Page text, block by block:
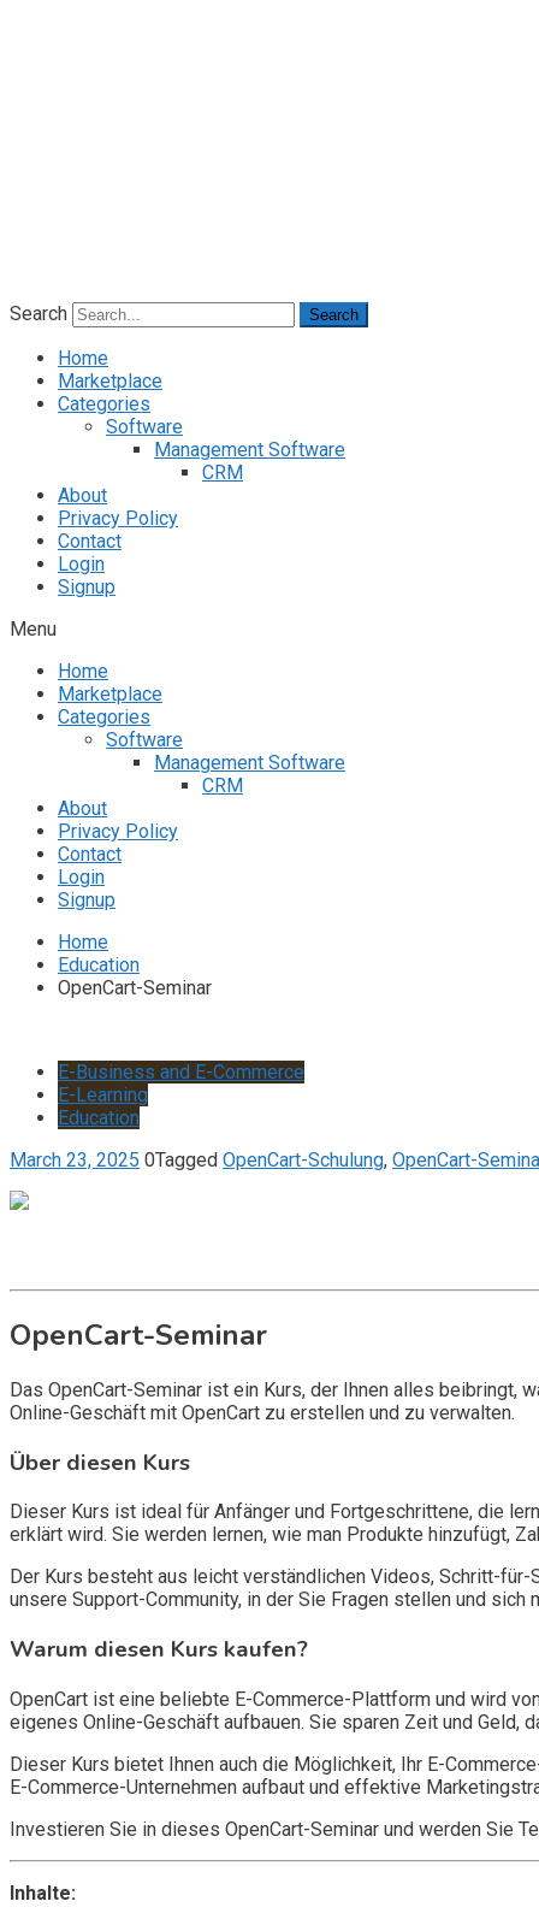
Search Search
Home
Marketplace
Categories
Software
Management Software
CRM
About
Privacy Policy
Contact
Login
Signup
Menu
Home
Marketplace
Categories
Software
Management Software
CRM
About
Privacy Policy
Contact
Login
Signup
Home
Education
OpenCart-Seminar
E-Business and E-Commerce
E-Learning
Education
March 23, 2025 0Tagged OpenCart-Schulung, OpenCart-
OpenCart-Seminar
Das OpenCart-Seminar ist ein Kurs, der Ihnen alles
Online-Geschäft mit OpenCart zu erstellen und zu verwalten.
Über diesen Kurs
Dieser Kurs ist ideal für Anfänger und Fortgeschrittene, die
erklärt wird. Sie werden lernen, wie man Produkte hinzufügt,
Der Kurs besteht aus leicht verständlichen Videos, Schritt-
unsere Support-Community, in der Sie Fragen stellen und sich
Warum diesen Kurs kaufen?
OpenCart ist eine beliebte E-Commerce-Plattform und wird
eigenes Online-Geschäft aufbauen. Sie sparen Zeit und Geld,
Dieser Kurs bietet Ihnen auch die Möglichkeit, Ihr E-
E-Commerce-Unternehmen aufbaut und effektive
Investieren Sie in dieses OpenCart-Seminar und werden Sie
Inhalte: